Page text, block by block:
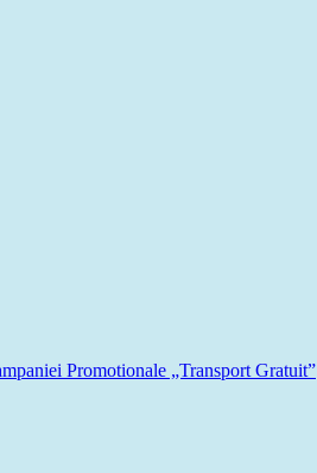
Promotionale „Transport Gratuit”